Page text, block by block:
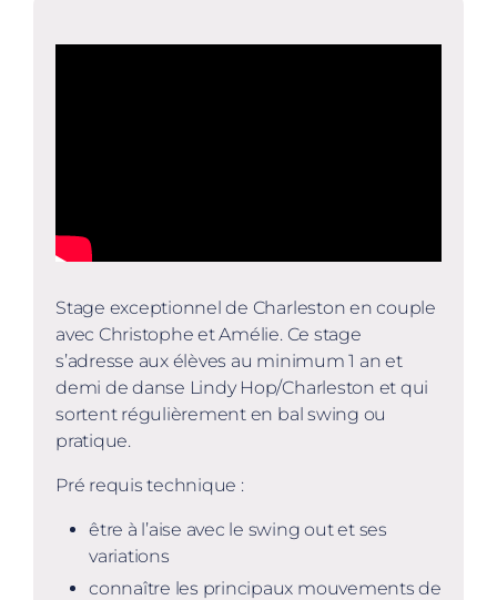
Stage exceptionnel de Charleston en couple
avec Christophe et Amélie. Ce stage
s’adresse aux élèves au minimum 1 an et
demi de danse Lindy Hop/Charleston et qui
sortent régulièrement en bal swing ou
pratique.
Pré requis technique :
être à l’aise avec le swing out et ses
variations
connaître les principaux mouvements de